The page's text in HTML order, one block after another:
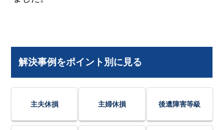
解決事例をポイント別に見る
主夫休損 主婦休損 後遺障害等級